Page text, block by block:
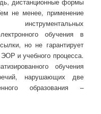
не менее, применение
обучения в
но не гарантирует
ЭОР и учебного процесса.
обучения
нарушающих две
образования –